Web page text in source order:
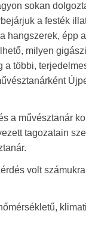
sokan
a festék
hangszerek, épp
milyen
a többi,
a művésztanár
tagozatain
volt